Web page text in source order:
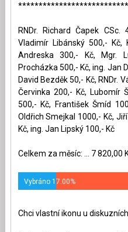
RNDr. Richard Čapek
Vladimír Libánský 500,- Kč,
Andreska 300,- Kč, Mgr.
Procházka 500,- Kč, ing. Jan
David Bezděk 50,- Kč, RNDr.
Červinka 200,- Kč, Lubomír
500,- Kč, František Šmíd
Oldřich Smejkal 1000,- Kč,
Kč, ing. Jan Lipský 100,- Kč
Celkem za měsíc: ... 7 820,00
Vybráno 17.00%
Chci vlastní ikonu u